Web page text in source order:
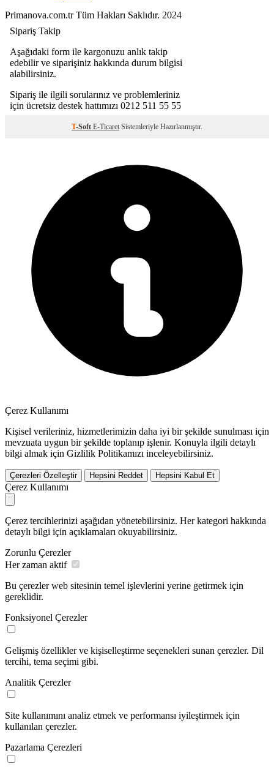
Primanova.com.tr Tüm Hakları Saklıdır. 2024
T-Soft E-Ticaret Sistemleriyle Hazırlanmıştır.
Çerez Kullanımı
Kişisel verileriniz, hizmetlerimizin daha iyi bir şekilde sunulması için
mevzuata uygun bir şekilde toplanıp işlenir. Konuyla ilgili detaylı
bilgi almak için Gizlilik Politikamızı inceleyebilirsiniz.
Çerezleri Özelleştir Hepsini Reddet Hepsini Kabul Et
Çerez Kullanımı
Çerez tercihlerinizi aşağıdan yönetebilirsiniz. Her kategori hakkında
detaylı bilgi için açıklamaları okuyabilirsiniz.
Zorunlu Çerezler
Her zaman aktif
Bu çerezler web sitesinin temel işlevlerini yerine getirmek için
gereklidir.
Fonksiyonel Çerezler
Gelişmiş özellikler ve kişiselleştirme seçenekleri sunan çerezler. Dil
tercihi, tema seçimi gibi.
Analitik Çerezler
Site kullanımını analiz etmek ve performansı iyileştirmek için
kullanılan çerezler.
Pazarlama Çerezleri